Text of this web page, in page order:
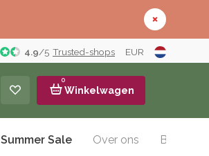
4.9/5 Trusted-shops EUR
0
Winkelwagen
Summer Sale Over ons Blog